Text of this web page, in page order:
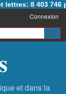
8 403 746
Connexion